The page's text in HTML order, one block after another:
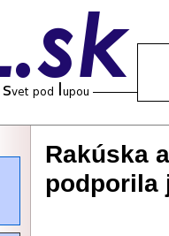
Rakúska
podporila